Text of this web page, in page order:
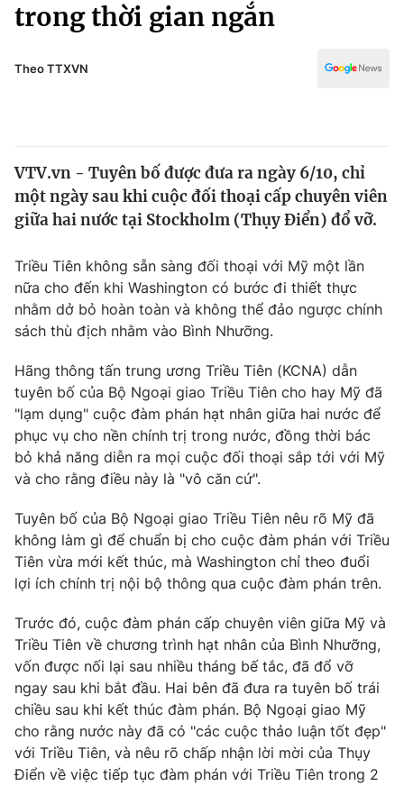
Xã hội
Pháp luật
Thế giới
Tin tức
Câu chuyện quốc tế
Kinh tế
Tài chính
Thị trường
Góc doanh nghiệp
Dữ liệu và đời sống
Truyền hình
Phim VTV
Hậu trường
Nhân vật
Khán giả
Giải sao mai
Giải trí
Điện ảnh
Âm nhạc
Đời sống
Du lịch
Làm đẹp
Chất lượng cuộc sống
Tuyển sinh
Học trực tuyến
Công nghệ
Hitech Công nghệ tương lai
Sản phẩm
Thị trường
Tư vấn
Giao lưu trực tuyến
Lịch phát sóng
Chuyên mục khác
Emagazine Podcast
Văn hóa - Giải trí
Y tế
trong thời gian ngắn
Theo TTXVN
VTV.vn - Tuyên bố được đưa ra ngày 6/10, chỉ
một ngày sau khi cuộc đối thoại cấp chuyên viên
giữa hai nước tại Stockholm (Thụy Điển) đổ vỡ.
Triều Tiên không sẵn sàng đối thoại với Mỹ một lần
nữa cho đến khi Washington có bước đi thiết thực
nhằm dở bỏ hoàn toàn và không thể đảo ngược chính
sách thù địch nhằm vào Bình Nhưỡng.
Hãng thông tấn trung ương Triều Tiên (KCNA) dẫn
tuyên bố của Bộ Ngoại giao Triều Tiên cho hay Mỹ đã
"lạm dụng" cuộc đàm phán hạt nhân giữa hai nước để
phục vụ cho nền chính trị trong nước, đồng thời bác
bỏ khả năng diễn ra mọi cuộc đối thoại sắp tới với Mỹ
và cho rằng điều này là "vô căn cứ".
Tuyên bố của Bộ Ngoại giao Triều Tiên nêu rõ Mỹ đã
không làm gì để chuẩn bị cho cuộc đàm phán với Triều
Tiên vừa mới kết thúc, mà Washington chỉ theo đuổi
lợi ích chính trị nội bộ thông qua cuộc đàm phán trên.
Trước đó, cuộc đàm phán cấp chuyên viên giữa Mỹ và
Triều Tiên về chương trình hạt nhân của Bình Nhưỡng,
vốn được nối lại sau nhiều tháng bế tắc, đã đổ vỡ
ngay sau khi bắt đầu. Hai bên đã đưa ra tuyên bố trái
chiều sau khi kết thúc đàm phán. Bộ Ngoại giao Mỹ
cho rằng nước này đã có "các cuộc thảo luận tốt đẹp"
với Triều Tiên, và nêu rõ chấp nhận lời mời của Thụy
Điển về việc tiếp tục đàm phán với Triều Tiên trong 2